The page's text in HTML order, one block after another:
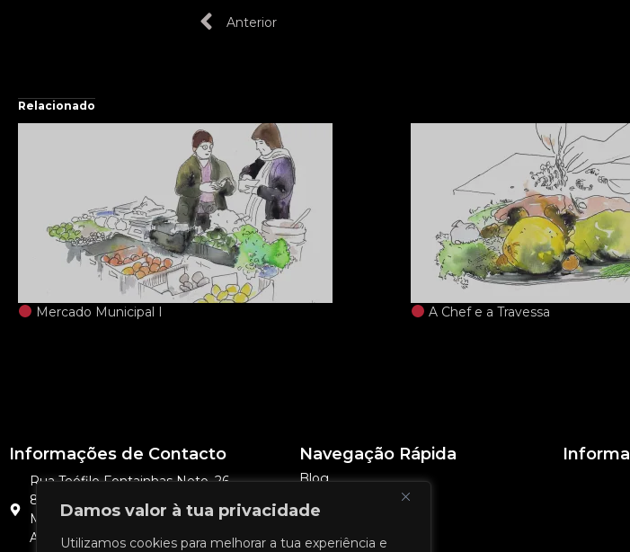
Damos valor à tua privacidade
Utilizamos cookies para melhorar a tua experiência e
Anterior
Relacionado
Mercado Municipal I A Chef e a Travessa
Informações de Contacto
Rua Teófilo Fontainhas Neto, 26
8375-133 São Bartolomeu de
Messines
Algarve, Portugal
Navegação Rápida
Blog
Portfólio
Sobre